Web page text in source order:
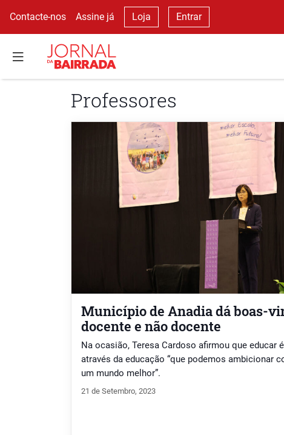
Contacte-nos Assine já Loja Entrar
Professores
Município de Anadia dá boas-
docente e não docente
Na ocasião, Teresa Cardoso afirmou que educar
através da educação “que podemos ambicionar
um mundo melhor”.
21 de Setembro, 2023